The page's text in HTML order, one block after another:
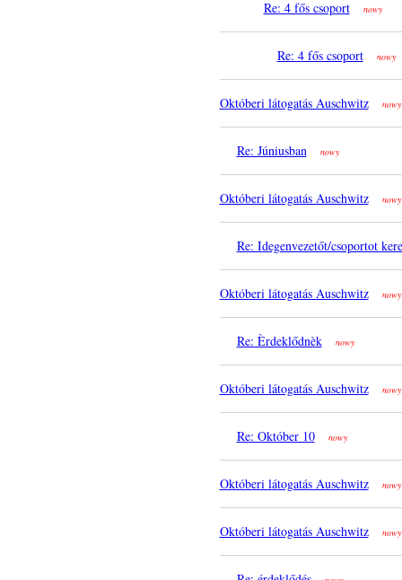
Re: 4 fős csoport nowy
Re: 4 fős csoport nowy
Októberi látogatás Auschwitz nowy
Re: Júniusban nowy
Októberi látogatás Auschwitz nowy
Re: Idegenvezetőt/csoportot
Októberi látogatás Auschwitz nowy
Re: Èrdeklődnèk nowy
Októberi látogatás Auschwitz nowy
Re: Október 10 nowy
Októberi látogatás Auschwitz nowy
Októberi látogatás Auschwitz nowy